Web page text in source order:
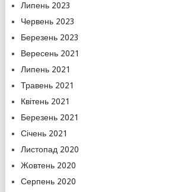
Липень 2023
Червень 2023
Березень 2023
Вересень 2021
Липень 2021
Травень 2021
Квітень 2021
Березень 2021
Січень 2021
Листопад 2020
Жовтень 2020
Серпень 2020